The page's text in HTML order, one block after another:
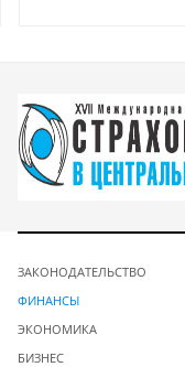
ЗАКОНОДАТЕЛЬСТВО
ФИНАНСЫ
ЭКОНОМИКА
БИЗНЕС